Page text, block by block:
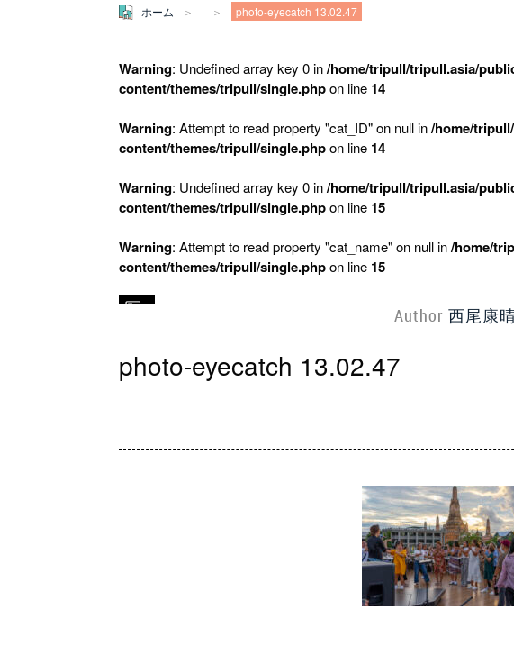
ホーム photo-eyecatch 13.02.47
Warning: Undefined array key 0 in/home/tripull/tripull.asia/
content/themes/tripull/single.phpon line 14
Warning: Attempt to read property "cat_ID" on null in/home/
content/themes/tripull/single.phpon line 14
Warning: Undefined array key 0 in/home/tripull/tripull.asia/
content/themes/tripull/single.phpon line 15
Warning: Attempt to read property "cat_name" on null in/home/
content/themes/tripull/single.phpon line 15
Author 西尾康
photo-eyecatch 13.02.47